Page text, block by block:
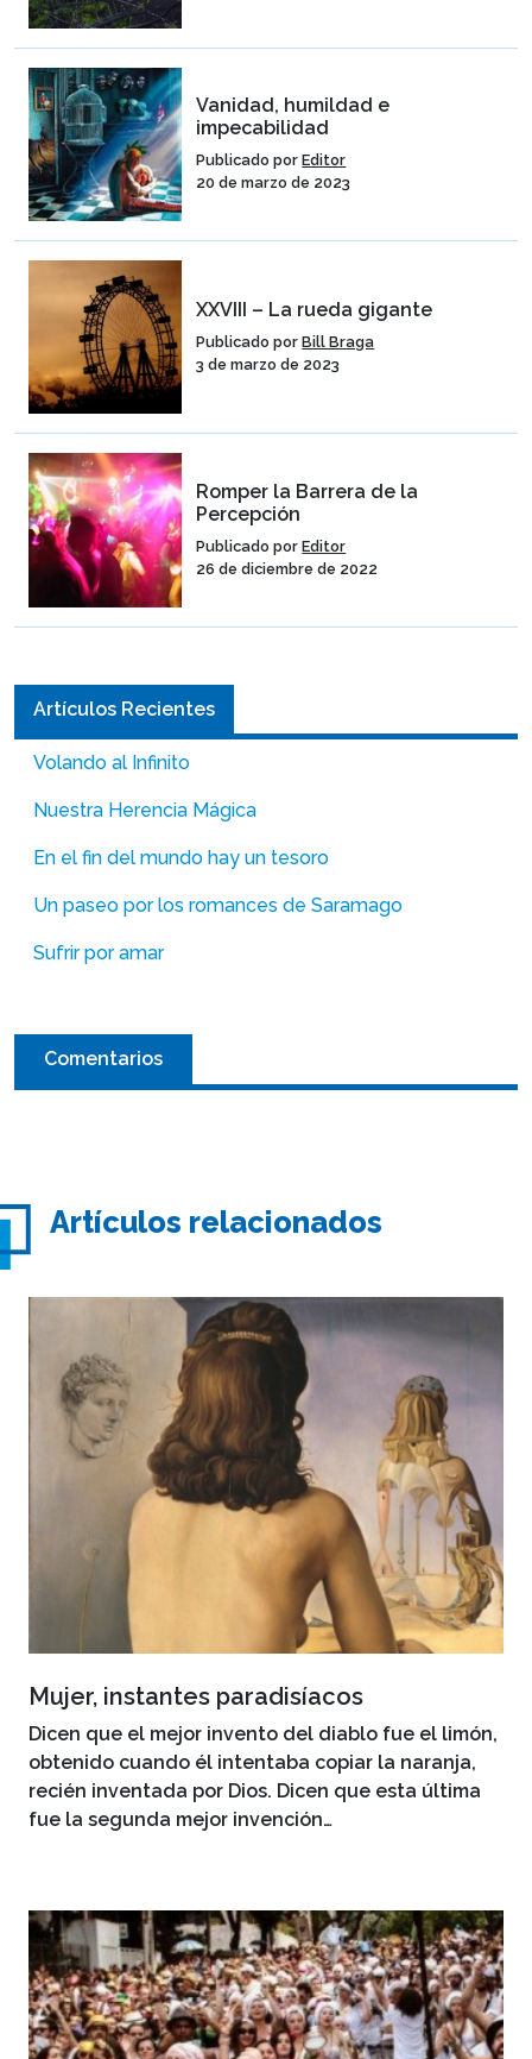
Vanidad, humildad e
impecabilidad
Publicado porEditor
20 de marzo de 2023
XXVIII – La rueda gigante
Publicado porBill Braga
3 de marzo de 2023
Romper la Barrera de la
Percepción
Publicado porEditor
26 de diciembre de 2022
Artículos Recientes
Volando al Infinito
Nuestra Herencia Mágica
En el fin del mundo hay un tesoro
Un paseo por los romances de Saramago
Sufrir por amar
Comentarios
Artículos relacionados
Mujer, instantes paradisíacos
Dicen que el mejor invento del diablo fue el limón,
obtenido cuando él intentaba copiar la naranja,
recién inventada por Dios. Dicen que esta última
fue la segunda mejor invención…